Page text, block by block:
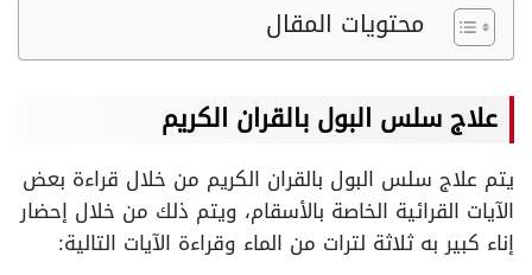
محتويات المقال
علاج سلس البول بالقران الكريم
يتم علاج سلس البول بالقران الكريم من خلال قراءة بعض
الآيات القرائية الخاصة بالأسقام، ويتم ذلك من خلال إحضار
إناء كبير به ثلاثة لترات من الماء وقراءة الآيات التالية: